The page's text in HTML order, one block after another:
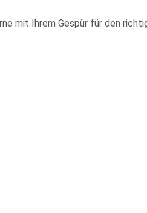
mit Ihrem Gespür für den